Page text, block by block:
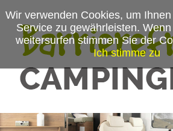
Wir verwenden Cookies, um
Service zu gewährleisten.
weitersurfen stimmen Sie der
Ich stimme zu